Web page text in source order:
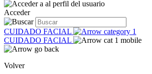
Acceder
CUIDADO FACIAL
CUIDADO FACIAL
Volver